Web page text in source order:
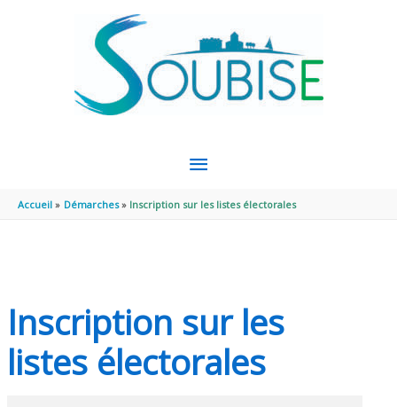
MENU
PRINCIPAL
Accueil Démarches Inscription sur les listes électorales
Inscription sur les
listes électorales